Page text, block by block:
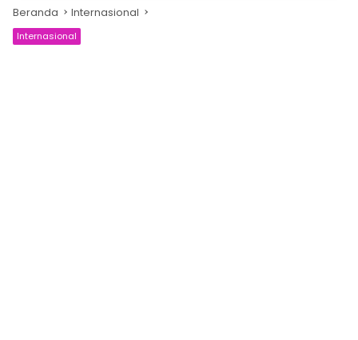
Beranda Internasional
Internasional